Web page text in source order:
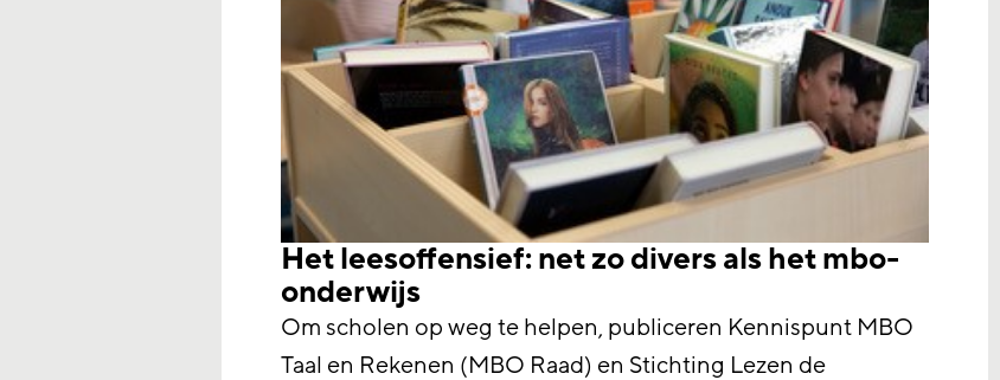
Het leesoffensief: net zo divers als het mbo-
onderwijs
Om scholen op weg te helpen, publiceren Kennispunt MBO
Taal en Rekenen (MBO Raad) en Stichting Lezen de